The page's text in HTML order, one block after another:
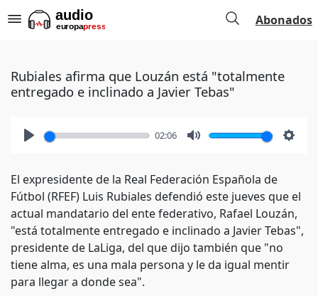
Abonados
Rubiales afirma que Louzán está "totalmente
entregado e inclinado a Javier Tebas"
02:06
El expresidente de la Real Federación Española de
Fútbol (RFEF) Luis Rubiales defendió este jueves que el
actual mandatario del ente federativo, Rafael Louzán,
"está totalmente entregado e inclinado a Javier Tebas",
presidente de LaLiga, del que dijo también que "no
tiene alma, es una mala persona y le da igual mentir
para llegar a donde sea".